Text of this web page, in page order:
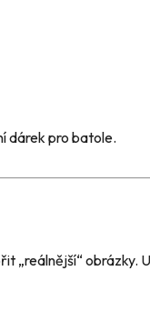
dárek pro batole.
obrázky.